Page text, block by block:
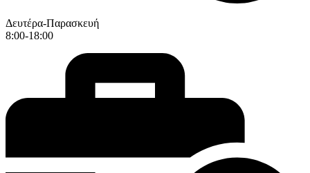
Δευτέρα-Παρασκευή
8:00-18:00